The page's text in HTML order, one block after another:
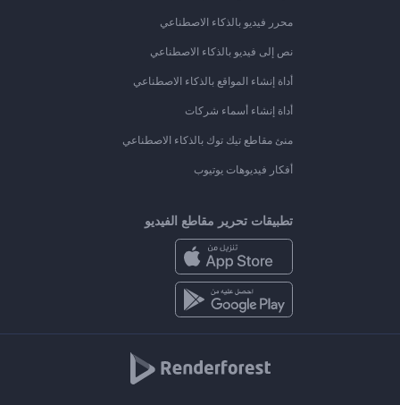
محرر فيديو بالذكاء الاصطناعي
نص إلى فيديو بالذكاء الاصطناعي
أداة إنشاء المواقع بالذكاء الاصطناعي
أداة إنشاء أسماء شركات
منئ مقاطع تيك توك بالذكاء الاصطناعي
أفكار فيديوهات يوتيوب
تطبيقات تحرير مقاطع الفيديو